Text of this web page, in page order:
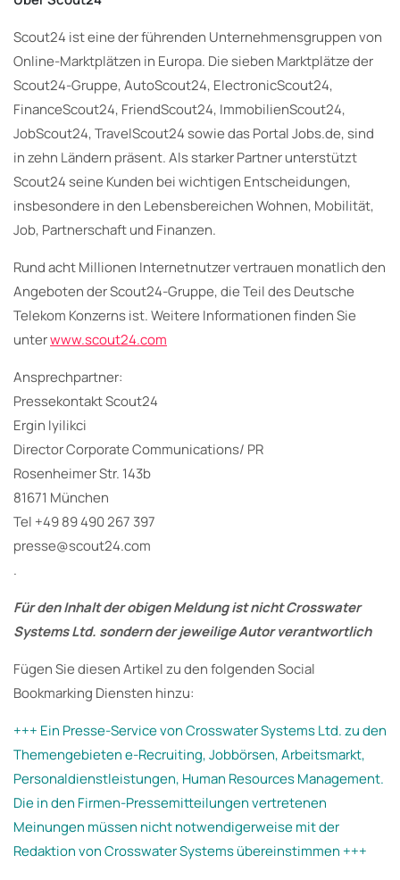
Scout24 ist eine der führenden Unternehmensgruppen von
Online-Marktplätzen in Europa. Die sieben Marktplätze der
Scout24-Gruppe, AutoScout24, ElectronicScout24,
FinanceScout24, FriendScout24, ImmobilienScout24,
JobScout24, TravelScout24 sowie das Portal Jobs.de, sind
in zehn Ländern präsent. Als starker Partner unterstützt
Scout24 seine Kunden bei wichtigen Entscheidungen,
insbesondere in den Lebensbereichen Wohnen, Mobilität,
Job, Partnerschaft und Finanzen.
Rund acht Millionen Internetnutzer vertrauen monatlich den
Angeboten der Scout24-Gruppe, die Teil des Deutsche
Telekom Konzerns ist. Weitere Informationen finden Sie
unterwww.scout24.com
Ansprechpartner:
Pressekontakt Scout24
Ergin Iyilikci
Director Corporate Communications/ PR
Rosenheimer Str. 143b
81671 München
Tel +49 89 490 267 397
presse@scout24.com
.
Für den Inhalt der obigen Meldung ist nicht Crosswater
Systems Ltd. sondern der jeweilige Autor verantwortlich
Fügen Sie diesen Artikel zu den folgenden Social
Bookmarking Diensten hinzu:
+++ Ein Presse-Service von Crosswater Systems Ltd. zu den
Themengebieten e-Recruiting, Jobbörsen, Arbeitsmarkt,
Personaldienstleistungen, Human Resources Management.
Die in den Firmen-Pressemitteilungen vertretenen
Meinungen müssen nicht notwendigerweise mit der
Redaktion von Crosswater Systems übereinstimmen +++